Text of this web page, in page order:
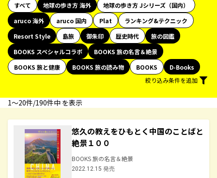
すべて 地球の歩き方 海外
地球の歩き方 Jシリーズ（国内）
aruco 海外
aruco 国内 Plat
ランキング&テクニック
Resort Style
島旅 御朱印 歴史時代
旅の図鑑
BOOKS スペシャルコラボ
BOOKS 旅の名言＆絶景
BOOKS 旅と健康
BOOKS 旅の読み物 BOOKS
D-Books
絞り込み条件を追加
1〜20件/190件中 を表示
悠久の教えをひもとく中国のことばと
絶景１００
BOOKS 旅の名言＆絶景
2022.12.15 発売